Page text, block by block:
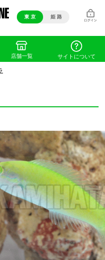
東 京 姫 路
店舗一覧 サイトについて